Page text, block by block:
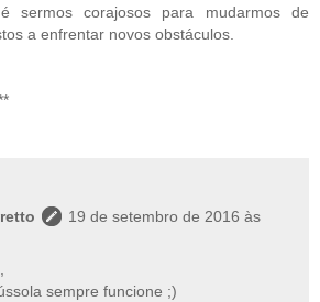
sermos corajosos para mudarmos de
a enfrentar novos obstáculos.
19 de setembro de 2016 às
sempre funcione ;)